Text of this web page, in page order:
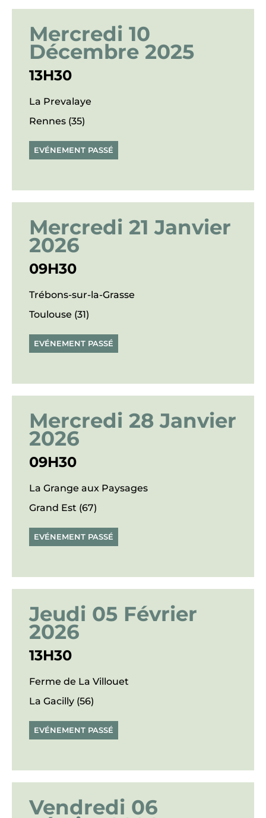
Mercredi 10
Décembre 2025
13H30
La Prevalaye
Rennes (35)
EVÉNEMENT PASSÉ
Mercredi 21 Janvier
2026
09H30
Trébons-sur-la-Grasse
Toulouse (31)
EVÉNEMENT PASSÉ
Mercredi 28 Janvier
2026
09H30
La Grange aux Paysages
Grand Est (67)
EVÉNEMENT PASSÉ
Jeudi 05 Février
2026
13H30
Ferme de La Villouet
La Gacilly (56)
EVÉNEMENT PASSÉ
Vendredi 06